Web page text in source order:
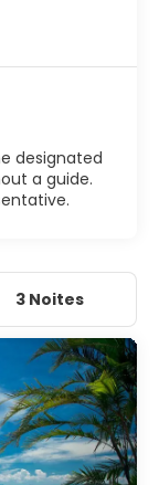
designated
a guide.
3 Noites